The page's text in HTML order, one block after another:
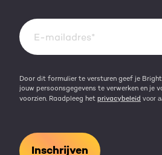
Kennisbank
Door dit formulier te versturen geef je
jouw persoonsgegevens te verwerken en je
voorzien. Raadpleeg het privacybeleid voor